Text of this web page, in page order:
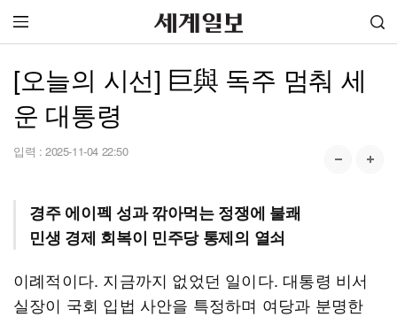
[오늘의 시선] 巨與 독주 멈춰 세
운 대통령
입력 : 2025-11-04 22:50
경주 에이펙 성과 깎아먹는 정쟁에 불쾌
민생 경제 회복이 민주당 통제의 열쇠
이례적이다. 지금까지 없었던 일이다. 대통령 비서
실장이 국회 입법 사안을 특정하며 여당과 분명한